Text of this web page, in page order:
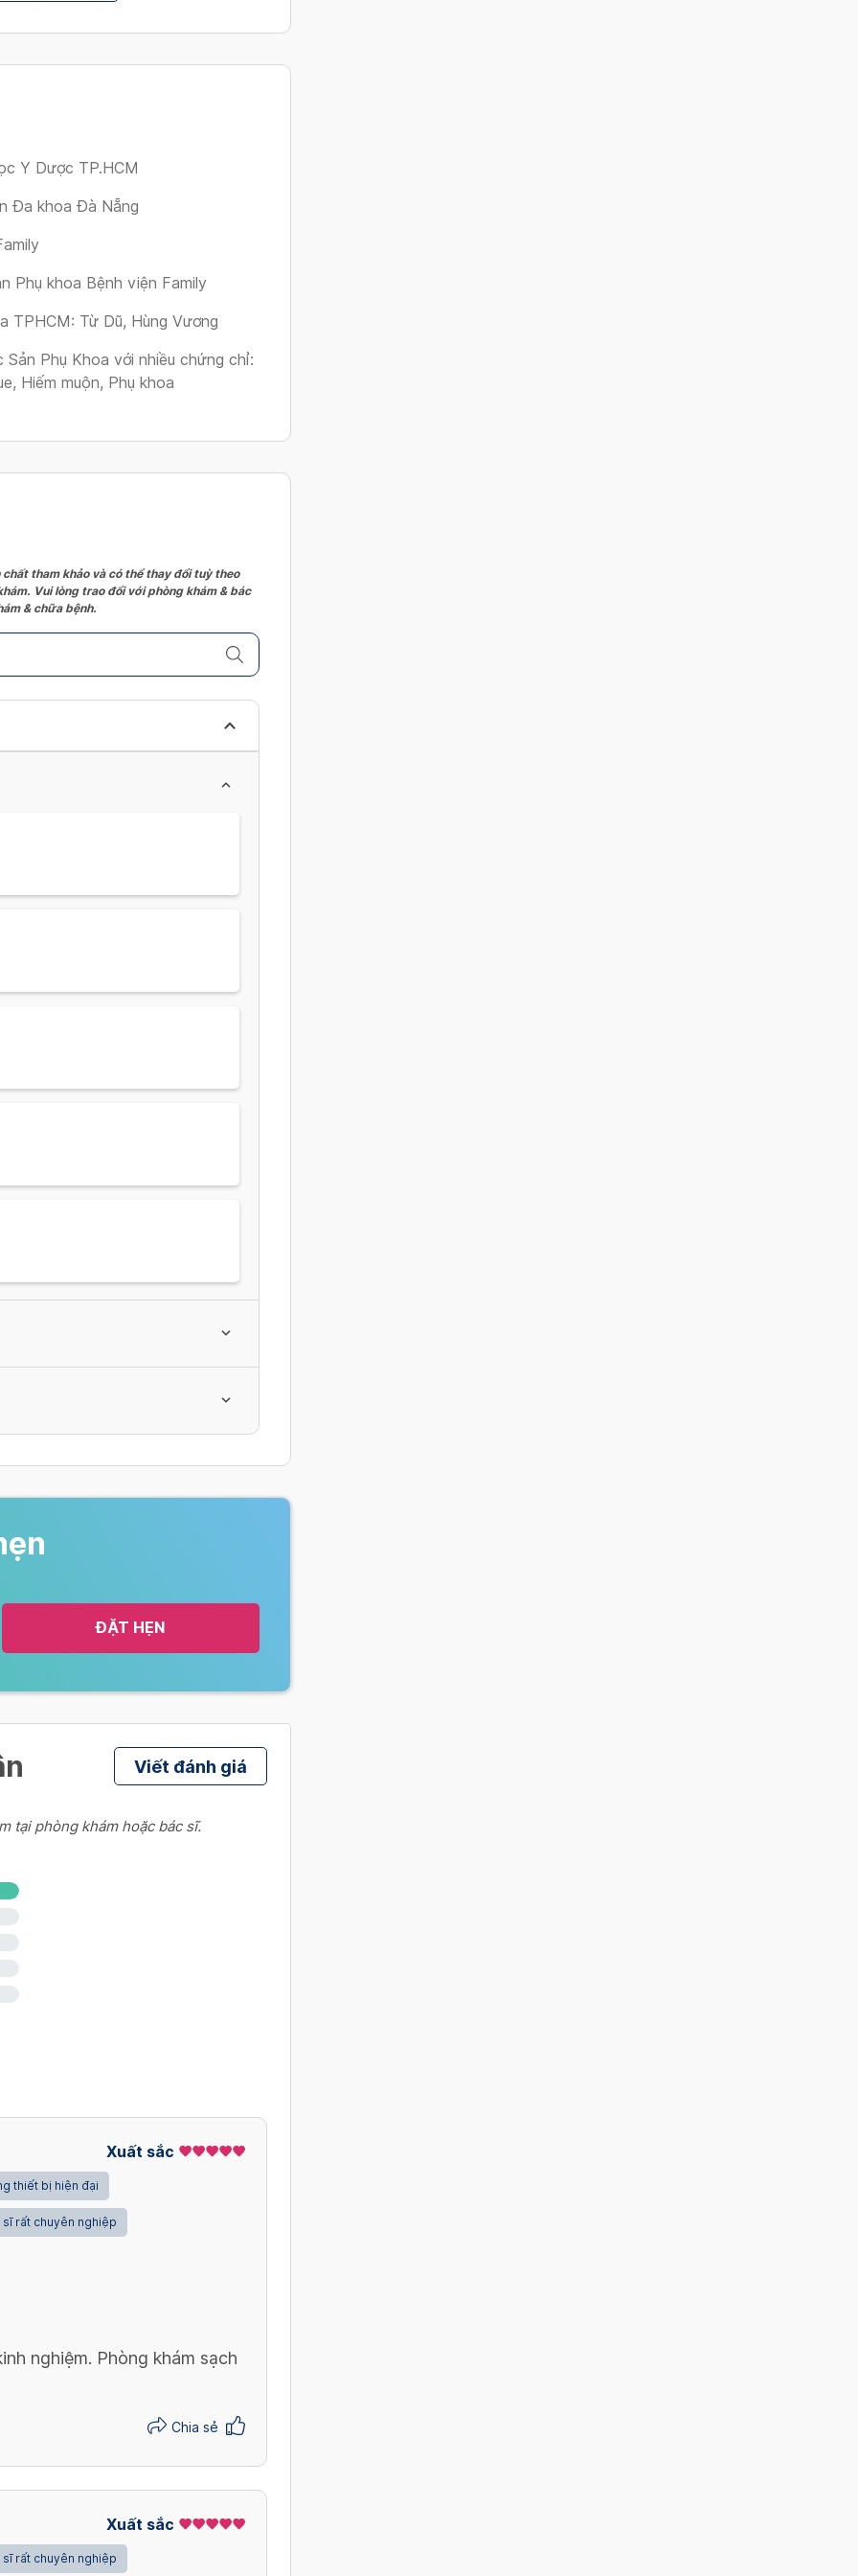
Y Dược TP.HCM
Đa khoa Đà Nẵng
Phụ khoa Bệnh viện Family
TPHCM: Từ Dũ, Hùng Vương
Phụ Khoa với nhiều chứng chỉ:
Hiếm muộn, Phụ khoa
tham khảo và có thể thay đổi tuỳ theo
Vui lòng trao đổi với phòng khám & bác
& chữa bệnh.
ĐẶT HẸN
Viết đánh giá
tại phòng khám hoặc bác sĩ.
Xuất sắc
thiết bị hiện đại
sĩ rất chuyên nghiệp
nghiệm. Phòng khám sạch
Chia sẻ
Xuất sắc
sĩ rất chuyên nghiệp